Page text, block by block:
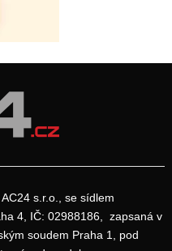
AC24 s.r.o., se sídlem
4, IČ: 02988186, zapsaná v
soudem Praha 1, pod